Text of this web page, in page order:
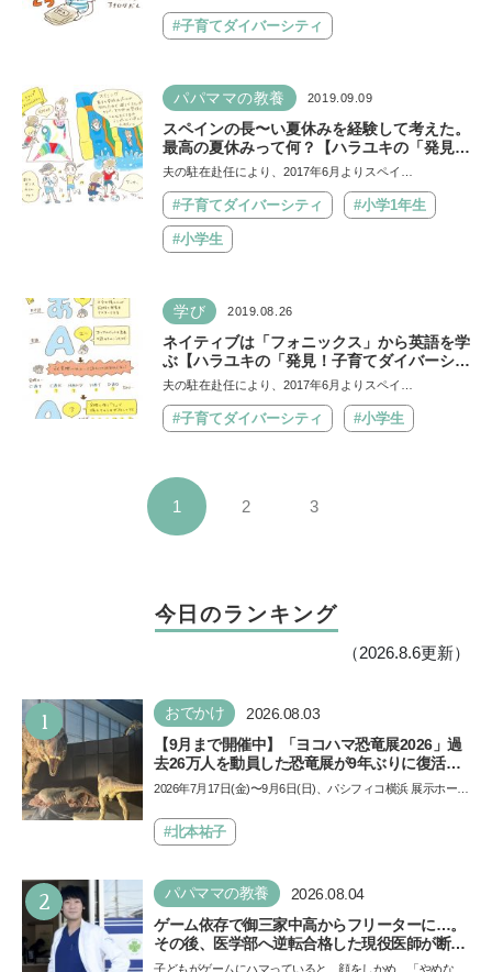
#子育てダイバーシティ
パパママの教養 2019.09.09
スペインの長〜い夏休みを経験して考えた。
最高の夏休みって何？【ハラユキの「発見！
子育てダイバーシティ in バルセロナ」15】
夫の駐在赴任により、2017年6月よりスペイ…
#子育てダイバーシティ #小学1年生
#小学生
学び 2019.08.26
ネイティブは「フォニックス」から英語を学
ぶ【ハラユキの「発見！子育てダイバーシテ
ィ in バルセロナ」14】
夫の駐在赴任により、2017年6月よりスペイ…
#子育てダイバーシティ #小学生
1 2 3
今日のランキング
（2026.8.6更新）
1 おでかけ 2026.08.03
【9月まで開催中】「ヨコハマ恐竜展2026」過
去26万人を動員した恐竜展が9年ぶりに復活！
夏休みのおでかけで楽しむポイントを完全ガイ
2026年7月17日(金)〜9月6日(日)、パシフィコ横浜 展示ホール
催…
#北本祐子
2 パパママの教養 2026.08.04
ゲーム依存で御三家中高からフリーターに…。
その後、医学部へ逆転合格した現役医師が断言
「ゲームの経験が受験勉強に役立った」そう考
子どもがゲームにハマっていると、顔をしかめ、「やめなさ